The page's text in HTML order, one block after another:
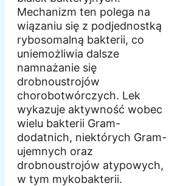
Mechanizm ten polega na
wiązaniu się z podjednostką
rybosomalną bakterii, co
uniemożliwia dalsze
namnażanie się
drobnoustrojów
chorobotwórczych. Lek
wykazuje aktywność wobec
wielu bakterii Gram-
dodatnich, niektórych Gram-
ujemnych oraz
drobnoustrojów atypowych,
w tym mykobakterii.